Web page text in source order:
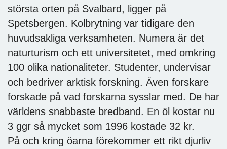
största orten på Svalbard, ligger på
Spetsbergen. Kolbrytning var tidigare den
huvudsakliga verksamheten. Numera är det
naturturism och ett universitetet, med omkring
100 olika nationaliteter. Studenter, undervisar
och bedriver arktisk forskning. Även forskare
forskade på vad forskarna sysslar med. De har
världens snabbaste bredband. En öl kostar nu
3 ggr så mycket som 1996 kostade 32 kr.
På och kring öarna förekommer ett rikt djurliv